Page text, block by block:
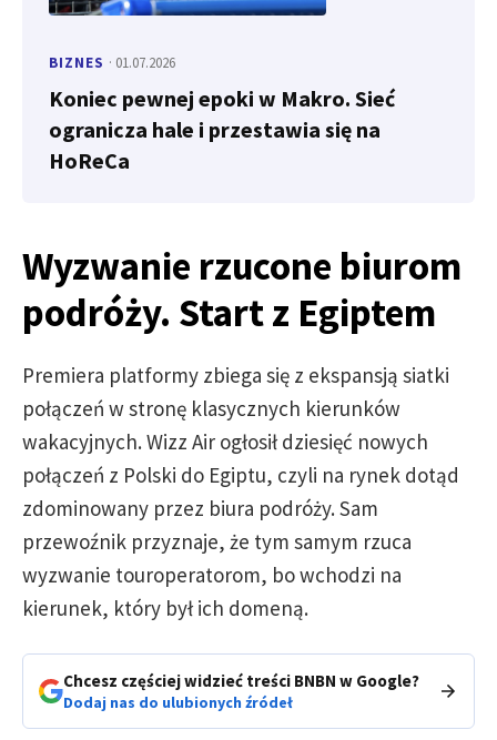
BIZNES · 01.07.2026
Koniec pewnej epoki w Makro. Sieć
ogranicza hale i przestawia się na
HoReCa
Wyzwanie rzucone biurom
podróży. Start z Egiptem
Premiera platformy zbiega się z ekspansją siatki
połączeń w stronę klasycznych kierunków
wakacyjnych. Wizz Air ogłosił dziesięć nowych
połączeń z Polski do Egiptu, czyli na rynek dotąd
zdominowany przez biura podróży. Sam
przewoźnik przyznaje, że tym samym rzuca
wyzwanie touroperatorom, bo wchodzi na
kierunek, który był ich domeną.
Chcesz częściej widzieć treści BNBN w Google?
Dodaj nas do ulubionych źródeł